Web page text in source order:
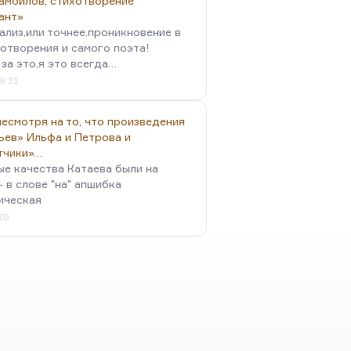
точнее,проникновение в
и самого поэта!
это,я это всегда…
на то, что произведения
Ильфа и Петрова и
качества Катаева были на
в слове "на" апшибка